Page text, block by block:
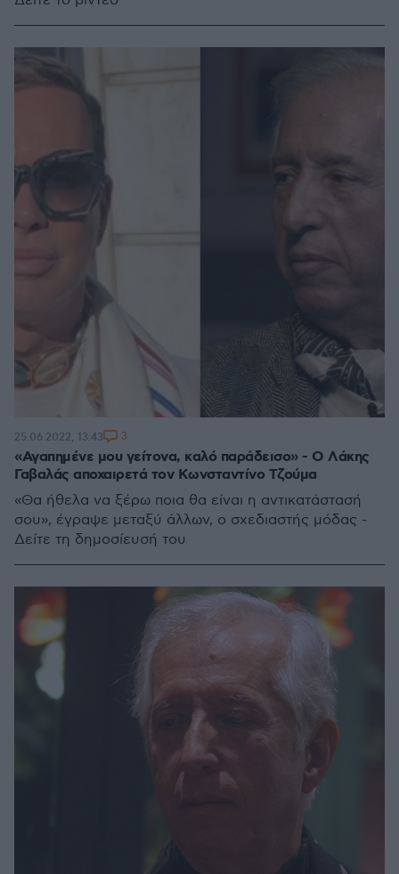
«Αγαπημένε μου γείτονα, καλό παράδεισο» - Ο Λάκης
Γαβαλάς αποχαιρετά τον Κωνσταντίνο Τζούμα
«Θα ήθελα να ξέρω ποια θα είναι η αντικατάστασή
σου», έγραψε μεταξύ άλλων, ο σχεδιαστής μόδας -
Δείτε τη δημοσίευσή του
25.06.2022, 13:43 3